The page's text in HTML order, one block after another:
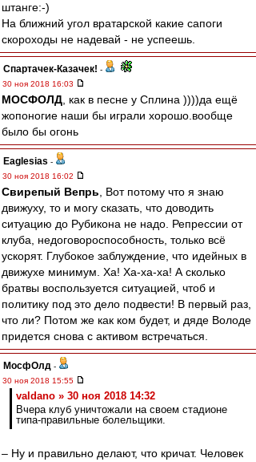
штанге:-)
На ближний угол вратарской какие сапоги
скороходы не надевай - не успеешь.
Спартачек-Казачек! -
30 ноя 2018 16:03
МОСФОЛД , как в песне у Сплина ))))да ещё
жопоногие наши бы играли хорошо.вообще
было бы огонь
Eaglesias -
30 ноя 2018 16:02
Свирепый Вепрь , Вот потому что я знаю
движуху, то и могу сказать, что доводить
ситуацию до Рубикона не надо. Репрессии от
клуба, недоговороспособность, только всё
ускорят. Глубокое заблуждение, что идейных в
движухе минимум. Ха! Ха-ха-ха! А сколько
братвы воспользуется ситуацией, чтоб и
политику под это дело подвести! В первый раз,
что ли? Потом же как ком будет, и дяде Володе
придется снова с активом встречаться.
МосфОлд -
30 ноя 2018 15:55
valdano » 30 ноя 2018 14:32
Вчера клуб уничтожали на своем стадионе
типа-правильные болельщики.
– Ну и правильно делают, что кричат. Человек